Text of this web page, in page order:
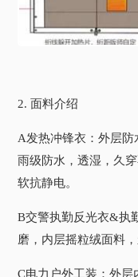
2. 面料介绍
A发热冲锋衣：外层防
雨级防水，透湿，久
软抗静电。
B交警执勤反光衣&执
磨，内层摇粒绒面料
C电力户外工装：外